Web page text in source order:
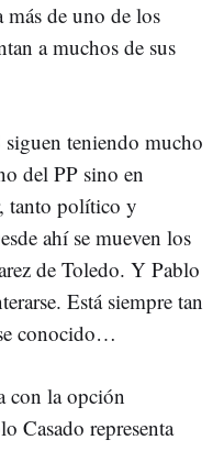
más de uno de los
a muchos de sus
siguen teniendo mucho
del PP sino en
tanto político y
ahí se mueven los
de Toledo. Y Pablo
Está siempre tan
conocido…
con la opción
Casado representa